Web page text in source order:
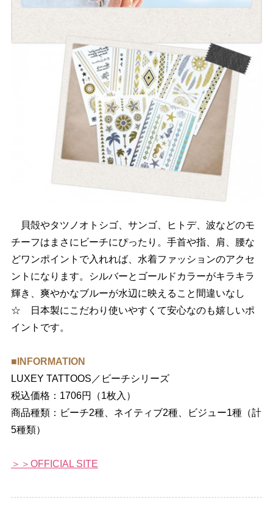
貝殻やタツノオトシゴ、サンゴ、ヒトデ、波などのモ
チーフはまさにビーチにぴったり。手首や指、肩、腰な
どワンポイントで入れれば、水着ファッションのアクセ
ントになります。シルバーとゴールドカラーがキラキラ
輝き、爽やかなブルーが水辺に映えること間違いなし
☆ 日本製にこだわり使いやすくて安心なのも嬉しいポ
イントです。
■INFORMATION
LUXEY TATTOOS／ビーチシリーズ
税込価格：1706円（1枚入）
商品種類：ビーチ2種、ネイティブ2種、ビジュー1種（計
5種類）
＞＞OFFICIAL SITE